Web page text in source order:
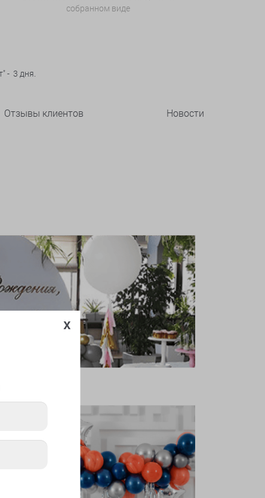
собранном виде
- 3 дня.
Отзывы клиентов Новости
x